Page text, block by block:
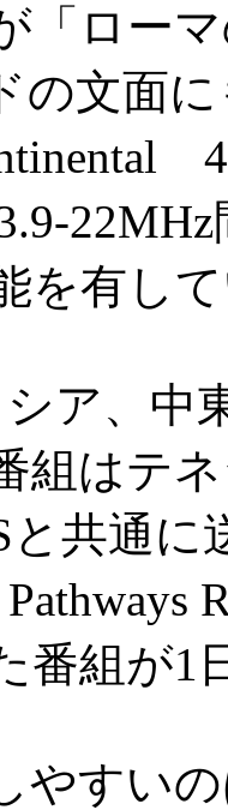
「ロー
の文面
を有し
ア、中
組はテ
と共通
番組が1
すい